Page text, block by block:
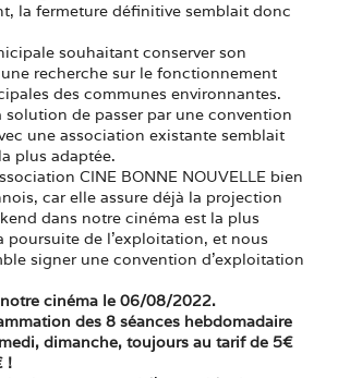
la fermeture définitive semblait donc
souhaitant conserver son
recherche sur le fonctionnement
des communes environnantes.
solution de passer par une convention
une association existante semblait
plus adaptée.
CINE BONNE NOUVELLE bien
car elle assure déjà la projection
dans notre cinéma est la plus
poursuite de l’exploitation, et nous
signer une convention d’exploitation
cinéma le 06/08/2022.
des 8 séances hebdomadaire
dimanche, toujours au tarif de 5€
!